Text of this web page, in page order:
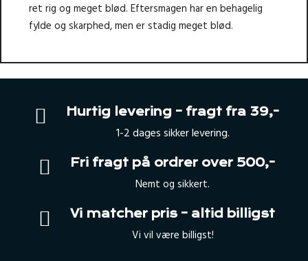
ret rig og meget blød. Eftersmagen har en behagelig
fylde og skarphed, men er stadig meget blød.
Hurtig levering – fragt fra 39,-
1-2 dages sikker levering.
Fri fragt på ordrer over 500,-
Nemt og sikkert.
Vi matcher pris – altid billigst
Vi vil være billigst!